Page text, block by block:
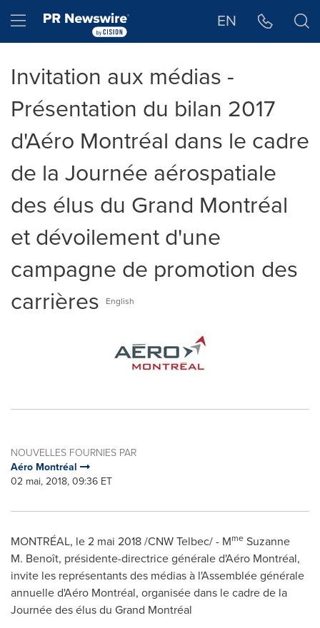
Hamburger menu EN
Invitation aux médias -
Présentation du bilan 2017
d'Aéro Montréal dans le cadre
de la Journée aérospatiale
des élus du Grand Montréal
et dévoilement d'une
campagne de promotion des
carrières
English
NOUVELLES FOURNIES PAR
Aéro Montréal
02 mai, 2018, 09:36 ET
MONTRÉAL, le 2 mai 2018 /CNW Telbec/ - Mme Suzanne
M. Benoît, présidente-directrice générale d'Aéro Montréal,
invite les représentants des médias à l'Assemblée générale
annuelle d'Aéro Montréal, organisée dans le cadre de la
Journée des élus du Grand Montréal